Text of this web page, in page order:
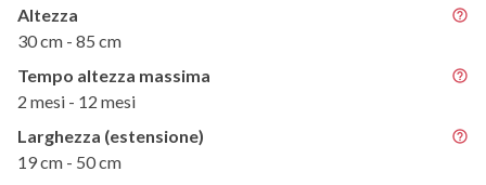
Altezza
30 cm - 85 cm
Tempo altezza massima
2 mesi - 12 mesi
Larghezza (estensione)
19 cm - 50 cm